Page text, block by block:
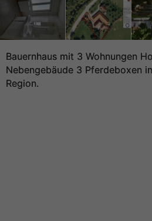
Bauernhaus mit 3 Wohnungen
Nebengebäude 3 Pferdeboxen
Region.